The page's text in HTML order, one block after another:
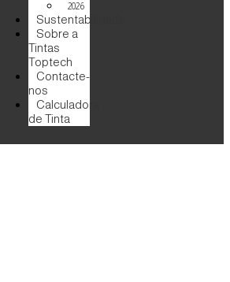
2026
Sustentabilidade
Sobre a
Tintas
Toptech
Contacte-
nos
Calculadora
de Tinta